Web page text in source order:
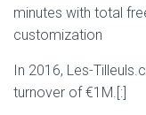
minutes with total
customization
In 2016, Les-
turnover of €1M.[:]